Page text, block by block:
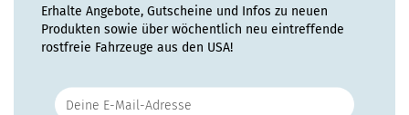
Erhalte Angebote, Gutscheine und Infos zu neuen
Produkten sowie über wöchentlich neu eintreffende
rostfreie Fahrzeuge aus den USA!